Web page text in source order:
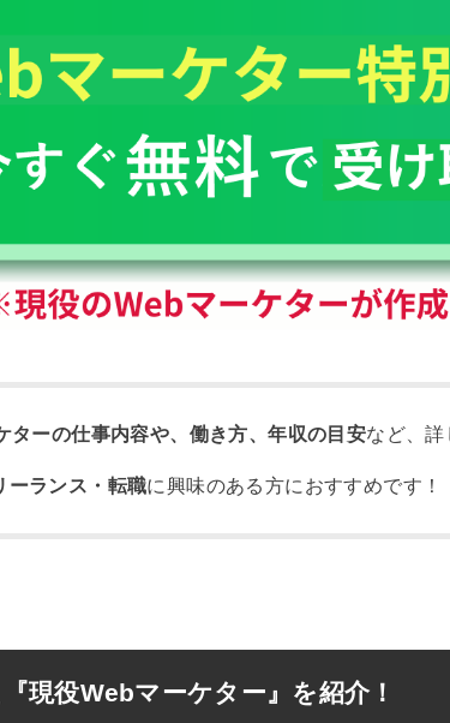
ターの仕事内容や、働き方、年収の目安など、詳
ーランス・転職に興味のある方におすすめです！
現役Webマーケター』を紹介！